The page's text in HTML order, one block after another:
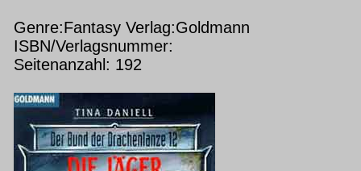
Genre:Fantasy Verlag:Goldmann
ISBN/Verlagsnummer:
Seitenanzahl: 192